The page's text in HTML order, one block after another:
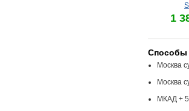
1
Способы
Москва
Москва
МКАД +